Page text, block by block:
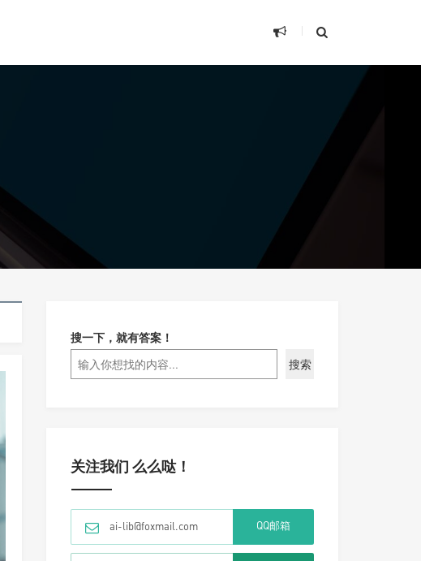
搜一下，就有答案！
搜索
关注我们 么么哒！
ai-lib@foxmail.com QQ邮箱